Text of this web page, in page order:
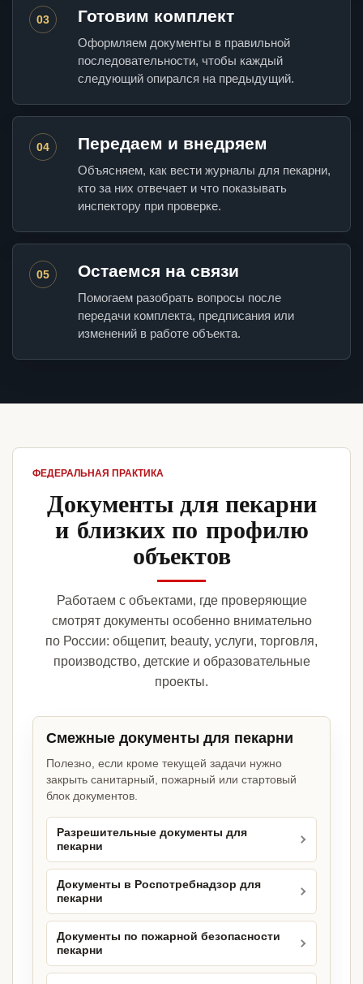
03 Готовим комплект
Оформляем документы в правильной
последовательности, чтобы каждый
следующий опирался на предыдущий.
04 Передаем и внедряем
Объясняем, как вести журналы для пекарни,
кто за них отвечает и что показывать
инспектору при проверке.
05 Остаемся на связи
Помогаем разобрать вопросы после
передачи комплекта, предписания или
изменений в работе объекта.
ФЕДЕРАЛЬНАЯ ПРАКТИКА
Документы для пекарни
и близких по профилю
объектов
Работаем с объектами, где проверяющие
смотрят документы особенно внимательно
по России: общепит, beauty, услуги, торговля,
производство, детские и образовательные
проекты.
Смежные документы для пекарни
Полезно, если кроме текущей задачи нужно
закрыть санитарный, пожарный или стартовый
блок документов.
Разрешительные документы для
пекарни
Документы в Роспотребнадзор для
пекарни
Документы по пожарной безопасности
пекарни